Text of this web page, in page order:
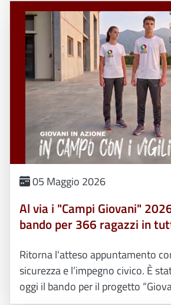
05 Maggio 2026
Al via i "Campi Giovani"
bando per 366 ragazzi in
Ritorna l'atteso appuntamento
sicurezza e l’impegno civico. È
oggi il bando per il progetto